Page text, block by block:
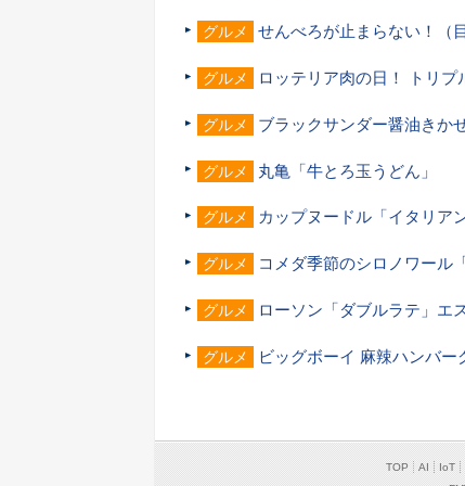
グルメ せんべろが止まらない！（目
グルメ ロッテリア肉の日！ トリプ
グルメ ブラックサンダー醤油きか
グルメ 丸亀「牛とろ玉うどん」
グルメ カップヌードル「イタリア
グルメ コメダ季節のシロノワール
グルメ ローソン「ダブルラテ」エ
グルメ ビッグボーイ 麻辣ハンバー
TOP AI IoT